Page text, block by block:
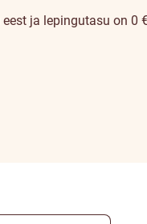
ja lepingutasu on 0